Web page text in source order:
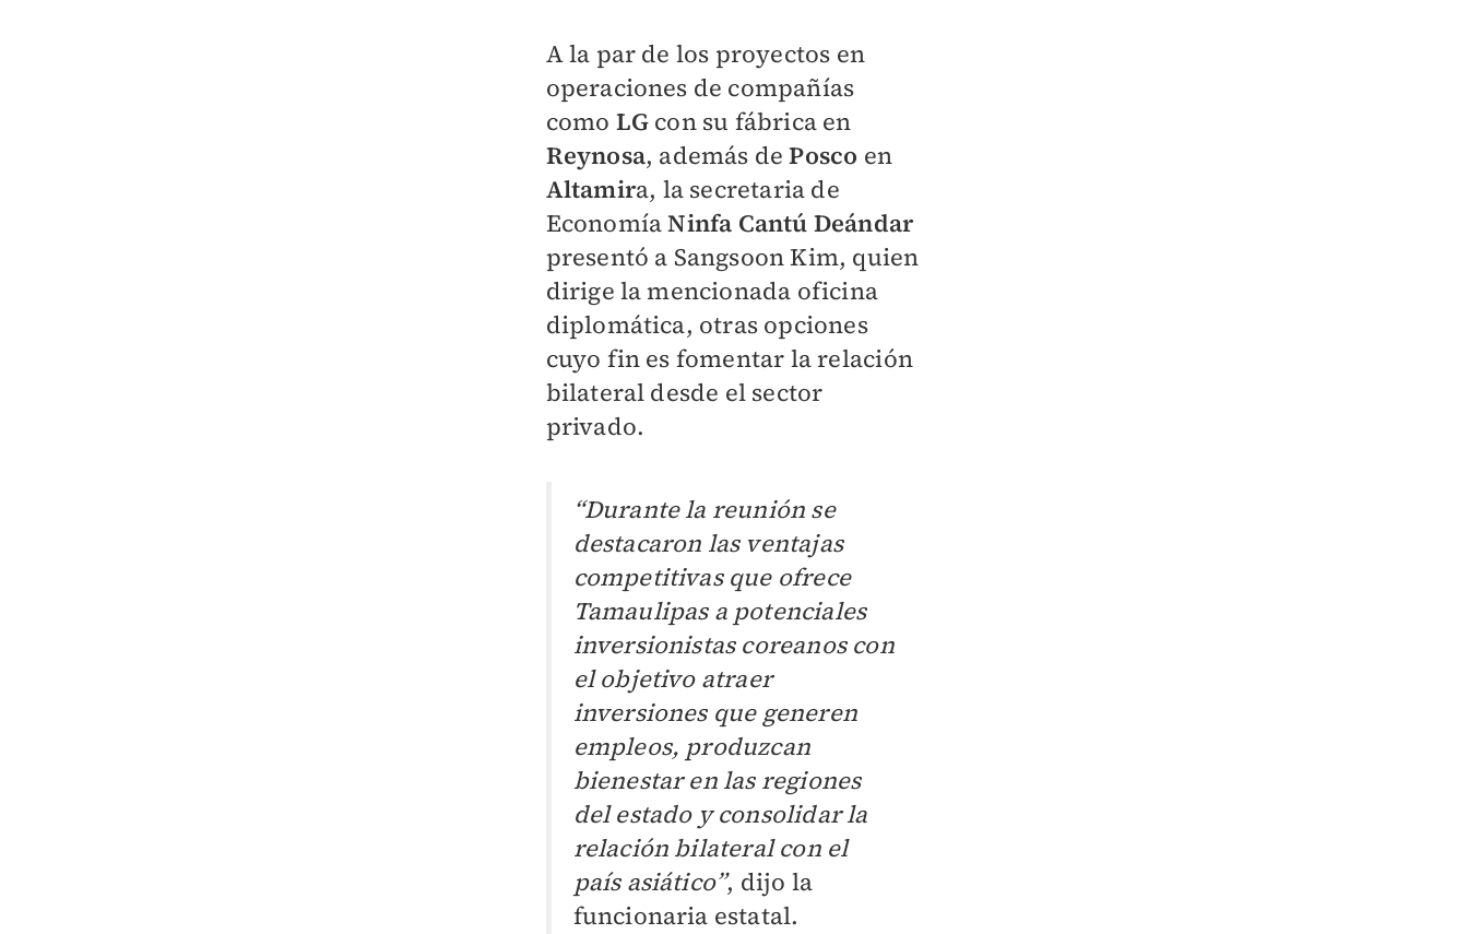
A la par de los proyectos en
operaciones de compañías
como LGcon su fábrica en
Reynosa, además dePosco en
Altamira, la secretaria de
EconomíaNinfa Cantú Deándar
presentó a Sangsoon Kim, quien
dirige la mencionada oficina
diplomática, otras opciones
cuyo fin es fomentar la relación
bilateral desde el sector
privado.
“Durante la reunión se
destacaron las ventajas
competitivas que ofrece
Tamaulipas a potenciales
inversionistas coreanos con
el objetivo atraer
inversiones que generen
empleos, produzcan
bienestar en las regiones
del estado y consolidar la
relación bilateral con el
país asiático”, dijo la
funcionaria estatal.